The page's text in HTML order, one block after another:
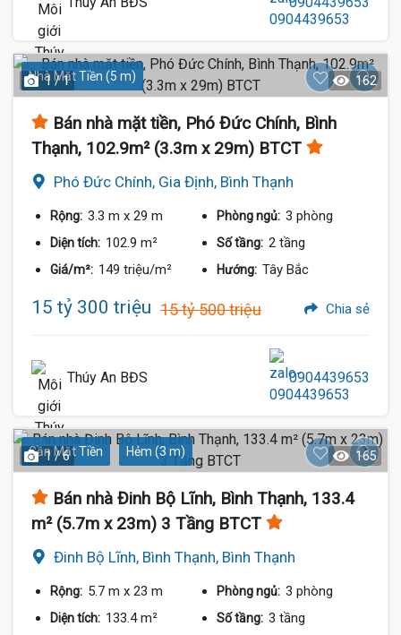
Nhà Mặt Tiền (5 m)
1 / 1 162
Bán nhà mặt tiền, Phó Đức Chính, Bình
Thạnh, 102.9m² (3.3m x 29m) BTCT
Phó Đức Chính, Gia Định, Bình Thạnh
Rộng: 3.3 m x 29 m Phòng ngủ: 3 phòng
Diện tích: 102.9 m² Số tầng: 2 tầng
Giá/m²: 149 triệu/m² Hướng: Tây Bắc
15 tỷ 300 triệu 15 tỷ 500 triệu Chia sẻ
Thúy An BĐS 0904439653
Gần Mặt Tiền Hẻm (3 m)
1 / 6 165
Bán nhà Đinh Bộ Lĩnh, Bình Thạnh, 133.4
m² (5.7m x 23m) 3 Tầng BTCT
Đinh Bộ Lĩnh, Bình Thạnh, Bình Thạnh
Rộng: 5.7 m x 23 m Phòng ngủ: 3 phòng
Diện tích: 133.4 m² Số tầng: 3 tầng